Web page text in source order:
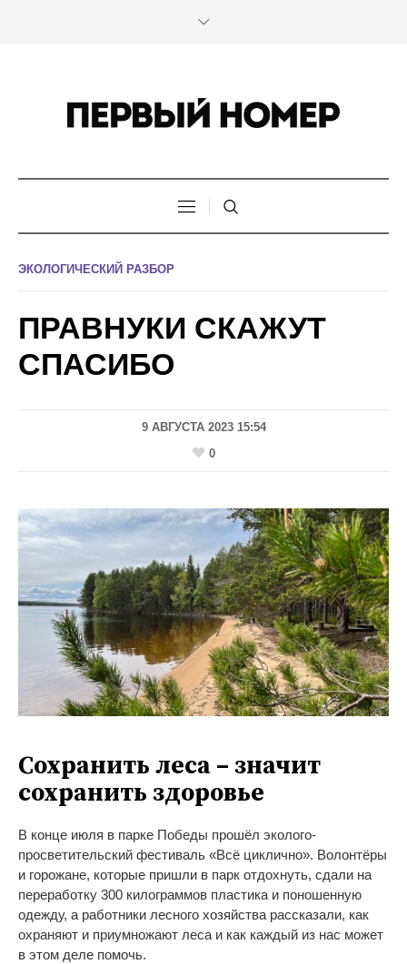
ЭКОЛОГИЧЕСКИЙ РАЗБОР
ПРАВНУКИ СКАЖУТ
СПАСИБО
9 АВГУСТА 2023 15:54
0
Сохранить леса – значит
сохранить здоровье
В конце июля в парке Победы прошёл эколого-
просветительский фестиваль «Всё циклично». Волонтёры
и горожане, которые пришли в парк отдохнуть, сдали на
переработку 300 килограммов пластика и поношенную
одежду, а работники лесного хозяйства рассказали, как
охраняют и приумножают леса и как каждый из нас может
в этом деле помочь.